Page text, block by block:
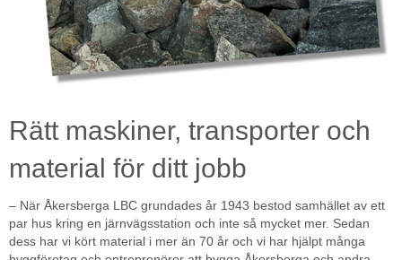
Rätt maskiner, transporter och
material för ditt jobb
– När Åkersberga LBC grundades år 1943 bestod samhället av ett
par hus kring en järnvägsstation och inte så mycket mer. Sedan
dess har vi kört material i mer än 70 år och vi har hjälpt många